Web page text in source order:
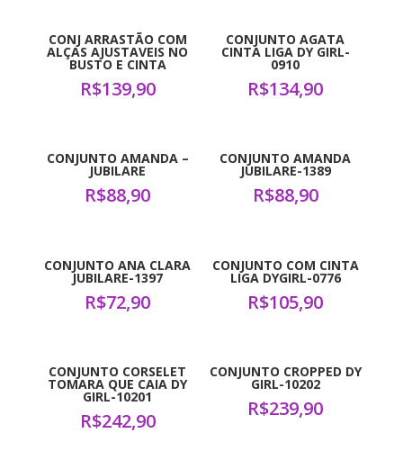
CONJ ARRASTÃO COM
ALÇAS AJUSTAVEIS NO
BUSTO E CINTA
R$139,90
CONJUNTO AGATA
CINTA LIGA DY GIRL-
0910
R$134,90
CONJUNTO AMANDA –
JUBILARE
R$88,90
CONJUNTO AMANDA
JUBILARE-1389
R$88,90
CONJUNTO ANA CLARA
JUBILARE-1397
R$72,90
CONJUNTO COM CINTA
LIGA DYGIRL-0776
R$105,90
CONJUNTO CORSELET
TOMARA QUE CAIA DY
GIRL-10201
R$242,90
CONJUNTO CROPPED DY
GIRL-10202
R$239,90